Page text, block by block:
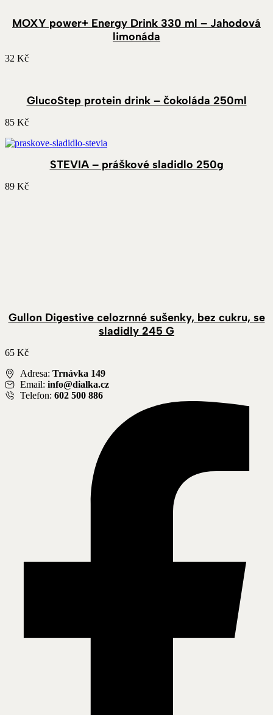
MOXY power+ Energy Drink 330 ml – Jahodová
limonáda
32 Kč
GlucoStep protein drink – čokoláda 250ml
85 Kč
STEVIA – práškové sladidlo 250g
89 Kč
Gullon Digestive celozrnné sušenky, bez cukru, se
sladidly 245 G
65 Kč
Adresa: Trnávka 149
Email: info@dialka.cz
Telefon: 602 500 886